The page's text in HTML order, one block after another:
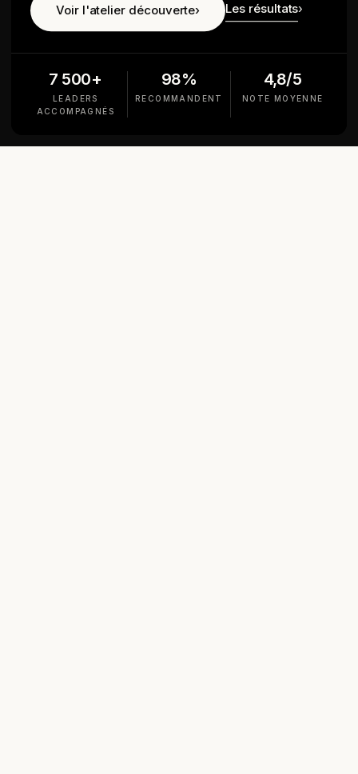
Voir l'atelier découverte› Les résultats›
7 500+
LEADERS
ACCOMPAGNÉS
98%
RECOMMANDENT
4,8/5
NOTE MOYENNE